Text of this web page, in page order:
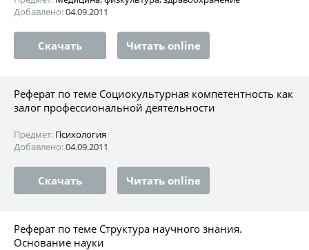
Добавлено:04.09.2011
Скачать Читать online
Реферат по теме Социокультурная компетентность как
залог профессиональной деятельности
Предмет: Психология
Добавлено:04.09.2011
Скачать Читать online
Реферат по теме Структура научного знания.
Основание науки